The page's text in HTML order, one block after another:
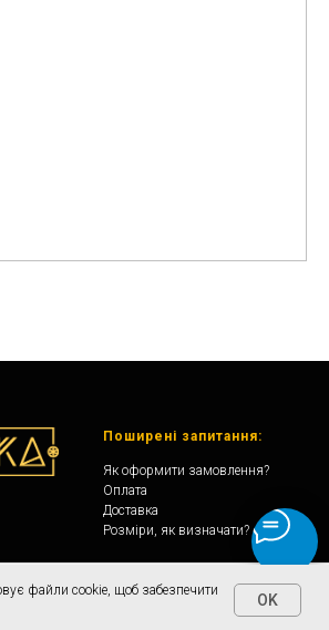
файли cookie, щоб забезпечити
OK
Поширені запитання:
Як оформити замовлення?
Оплата
Доставка
Розміри, як визначати?
вул. Сагайдачного, 2, Чернівці,
Чернівецька область, 58008